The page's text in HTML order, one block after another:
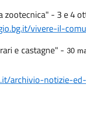
zootecnica" - 3 e 4
vivere-il-
e castagne" - 30
archivio-notizie-